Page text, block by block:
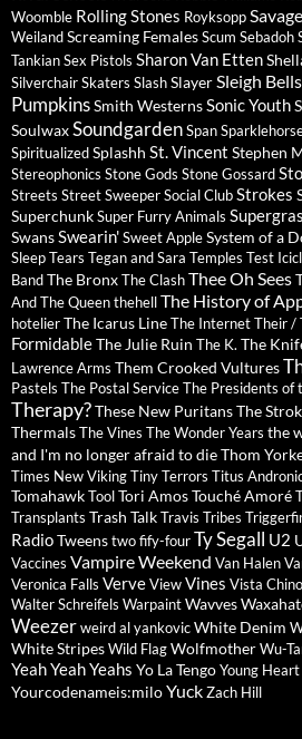
Woomble Rolling Stones Royksopp
WeilandScreaming FemalesScum Sebadoh
TankianSex Pistols Sharon Van Etten
SilverchairSkaters SlashSlayer Sleigh Bells
PumpkinsSmith WesternsSonic Youth
SoulwaxSoundgardenSpan
SpiritualizedSplashh St. Vincent Stephen
Stereophonics Stone Gods Stone Gossard
Streets Street Sweeper Social ClubStrokes
SuperchunkSuper Furry Animals
SwansSwearin'Sweet AppleSystem of a
SleepTears Tegan and Sara Temples Test
BandThe BronxThe ClashThee Oh Sees
And The QueenthehellThe History of
hotelierThe Icarus LineThe InternetTheir /
FormidableThe Julie Ruin The K. The
Lawrence Arms Them Crooked Vultures
Pastels The Postal ServiceThe Presidents of
Therapy?These New PuritansThe
ThermalsThe Vines The Wonder Years the
and I'm no longer afraid to dieThom
Times New VikingTiny Terrors Titus
TomahawkToolTori AmosTouché Amoré
Transplants Trash TalkTravis Tribes
RadioTweenstwo fify-fourTy Segall U2
Vaccines Vampire Weekend Van Halen
Veronica Falls VerveViewVines Vista Chino
Walter Schreifels WarpaintWavves
Weezerweird al yankovicWhite Denim
White StripesWild FlagWolfmotherWu-
Yeah Yeah Yeahs Yo La TengoYoung
Yourcodenameis:miloYuckZach Hill